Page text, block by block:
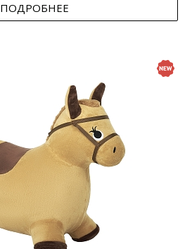
ПОДРОБНЕЕ